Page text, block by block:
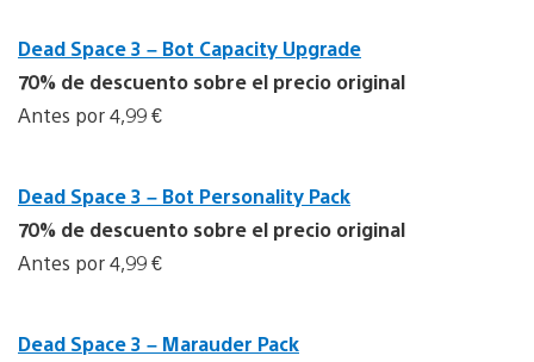
Dead Space 3 – Bot Capacity Upgrade
70% de descuento sobre el precio original
Antes por 4,99 €
Dead Space 3 – Bot Personality Pack
70% de descuento sobre el precio original
Antes por 4,99 €
Dead Space 3 – Marauder Pack